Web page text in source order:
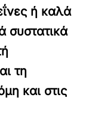
ή καλά
συστατικά
τη
και στις